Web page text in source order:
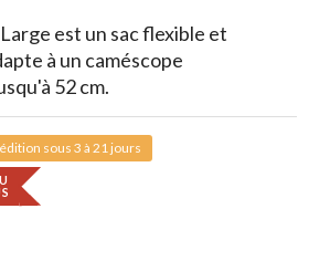
est un sac flexible et
à un caméscope
52 cm.
sous 3 à 21 jours